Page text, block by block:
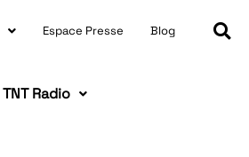
Espace Presse Blog
TNT Radio